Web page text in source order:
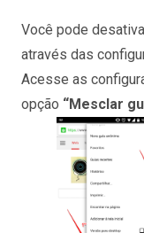
Você pode
através das
Acesse as
opção “Mesclar